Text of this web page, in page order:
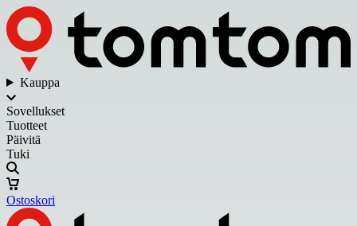
Kauppa
Sovellukset
Tuotteet
Päivitä
Tuki
Ostoskori